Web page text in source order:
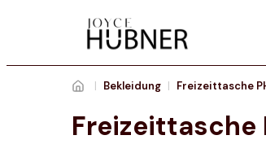
| Bekleidung | Freizeittasche
Freizeittasche